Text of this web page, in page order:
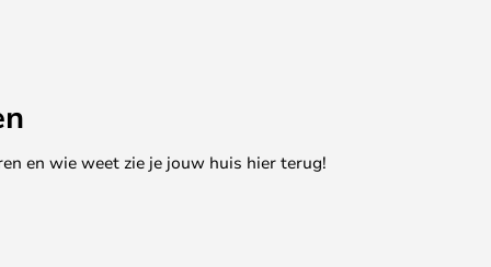
en wie weet zie je jouw huis hier terug!